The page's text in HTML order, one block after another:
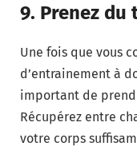
9. Prenez
Une fois que vous
d’entrainement à
important de
Récupérez entre
votre corps